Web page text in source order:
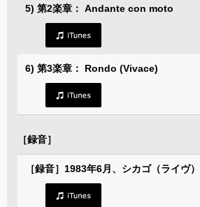
5) 第2楽章： Andante con moto
6) 第3楽章： Rondo (Vivace)
［録音］
［録音］1983年6月、シカゴ（ライヴ）